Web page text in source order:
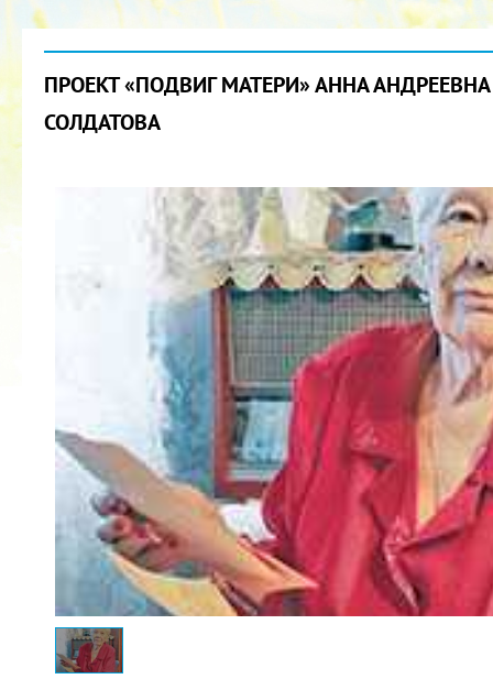
ПРОЕКТ «ПОДВИГ МАТЕРИ» АННА АНДРЕЕВНА
СОЛДАТОВА
КУБОК ДРУЖБЫ
02.09.2019